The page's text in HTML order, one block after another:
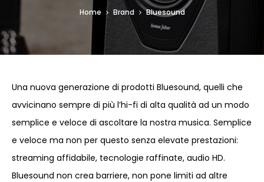
Home Brand Bluesound
Una nuova generazione di prodotti Bluesound, quelli che
avvicinano sempre di più l’hi-fi di alta qualità ad un modo
semplice e veloce di ascoltare la nostra musica. Semplice
e veloce ma non per questo senza elevate prestazioni:
streaming affidabile, tecnologie raffinate, audio HD.
Bluesound non crea barriere, non pone limiti ad altre